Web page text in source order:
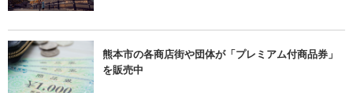
熊本市の各商店街や団体が「プレミアム付商品券」
を販売中